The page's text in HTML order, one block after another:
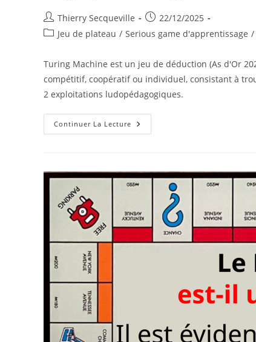
Auteur/autrice
de
Thierry Secqueville
Publication
publiée :
22/12/2025
PostJeu de plateau / Serious game d'apprentissage /
Turing Machine est un jeu de déduction (As d'Or
compétitif, coopératif ou individuel, consistant à
2 exploitations ludopédagogiques.
Continuer La Lecture Le
Jeu
Des
Mathématiques,
Développement
Informatique